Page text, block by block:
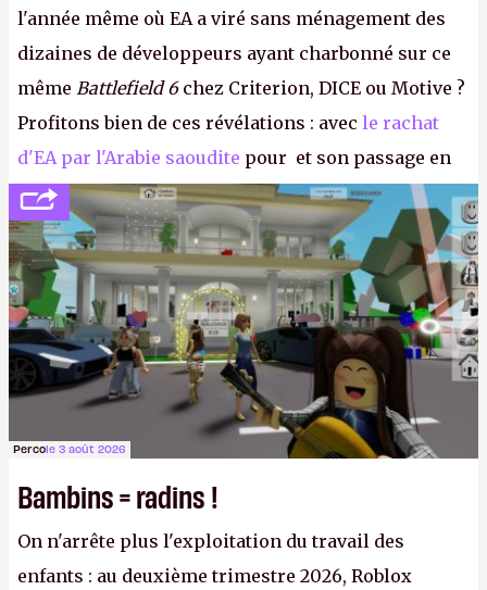
l'année même où EA a viré sans ménagement des
dizaines de développeurs ayant charbonné sur ce
même Battlefield 6chez Criterion, DICE ou Motive ?
Profitons bien de ces révélations : avec le rachat
d'EA par l'Arabie saoudite pour et son passage en
société privée, l'éditeur n'aura bientôt plus
l'obligation de publier ses bilans. Encore une
victoire pour la transparence.P.
Percole 3 août 2026
Bambins = radins !
On n'arrête plus l'exploitation du travail des
enfants : au deuxième trimestre 2026, Roblox